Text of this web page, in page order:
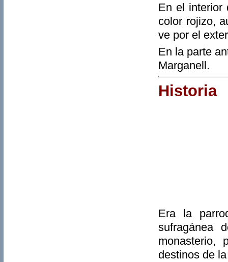
En el interior
color rojizo,
ve por el
En la parte
Marganell.
Historia
Era la
sufragánea
monasterio,
destinos de